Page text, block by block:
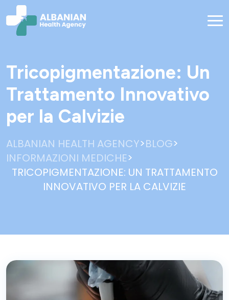
Tricopigmentazione: Un
Trattamento Innovativo
per la Calvizie
ALBANIAN HEALTH AGENCY>BLOG>
INFORMAZIONI MEDICHE>
TRICOPIGMENTAZIONE: UN TRATTAMENTO
INNOVATIVO PER LA CALVIZIE